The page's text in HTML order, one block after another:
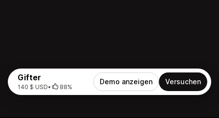
Gifter
140 $ USD• 88%
Demo anzeigen Versuchen